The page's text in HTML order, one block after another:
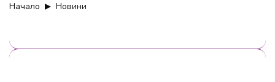
Начало Новини